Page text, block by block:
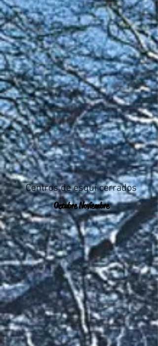
Centros de esquí cerrados
Octubre Noviembre